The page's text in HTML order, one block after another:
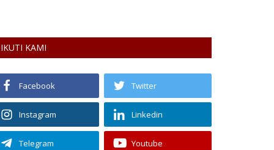
IKUTI KAMI
Facebook Twitter
Instagram Linkedin
Telegram Youtube